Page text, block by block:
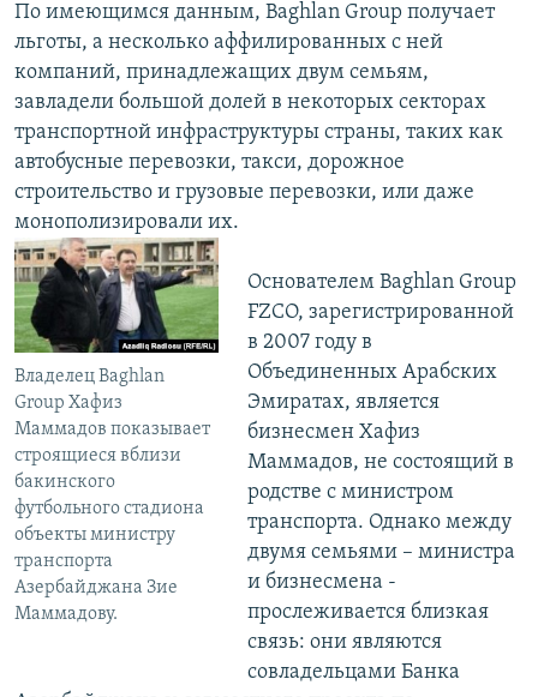
По имеющимся данным, Baghlan Group получает
льготы, а несколько аффилированных с ней
компаний, принадлежащих двум семьям,
завладели большой долей в некоторых секторах
транспортной инфраструктуры страны, таких как
автобусные перевозки, такси, дорожное
строительство и грузовые перевозки, или даже
монополизировали их.
Владелец Baghlan
Group Хафиз
Маммадов показывает
строящиеся вблизи
бакинского
футбольного стадиона
объекты министру
транспорта
Азербайджана Зие
Маммадову.
Основателем Baghlan Group
FZCO, зарегистрированной
в 2007 году в
Объединенных Арабских
Эмиратах, является
бизнесмен Хафиз
Маммадов, не состоящий в
родстве с министром
транспорта. Однако между
двумя семьями – министра
и бизнесмена -
прослеживается близкая
связь: они являются
совладельцами Банка